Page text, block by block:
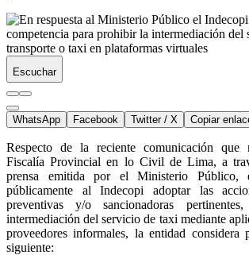
Escuchar
WhatsApp Facebook Twitter / X Copiar
Respecto de la reciente comunicación que
Fiscalía Provincial en lo Civil de Lima, a
prensa emitida por el Ministerio Público,
públicamente al Indecopi adoptar las
preventivas y/o sancionadoras
intermediación del servicio de taxi mediante
proveedores informales, la entidad considera
siguiente: